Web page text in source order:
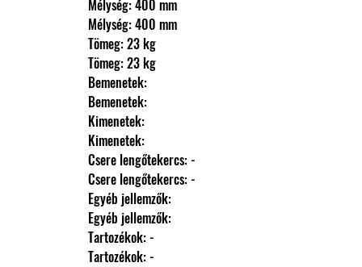
                Mélység: 400 mm
                Mélység: 400 mm
                Tömeg: 23 kg
                Tömeg: 23 kg
                Bemenetek:
                Bemenetek:
                Kimenetek:
                Kimenetek:
                Csere lengőtekercs: -
                Csere lengőtekercs: -
                Egyéb jellemzők:
                Egyéb jellemzők:
                Tartozékok: -
                Tartozékok: -